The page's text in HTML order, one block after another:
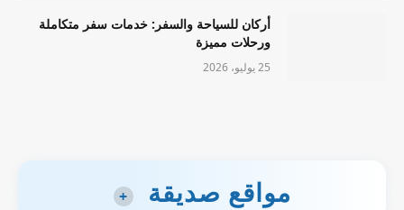
أركان للسياحة والسفر: خدمات سفر متكاملة
ورحلات مميزة
25 يوليو، 2026
مواقع صديقة +